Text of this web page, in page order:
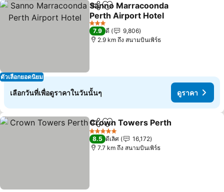
ตัวเลือกยอดนิยม
แชร์ เพิ่มในรายการโปรด
Sanno Marracoonda
Perth Airport Hotel
ดูราคา
3 ดาว
7.9 ดี
9,806
2.9 km ถึง สนามบินเพิร์ธ
เลือกวันที่เพื่อดูราคาในวันนั้นๆ ดูราคา
แชร์ เพิ่มในรายการโปรด
Crown Towers Perth
5 ดาว
8.5 ดีเลิศ
16,172
7.7 km ถึง สนามบินเพิร์ธ